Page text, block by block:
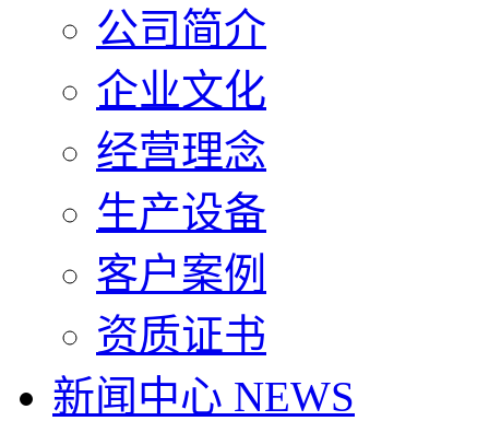
公司简介
企业文化
经营理念
生产设备
客户案例
资质证书
新闻中心 NEWS